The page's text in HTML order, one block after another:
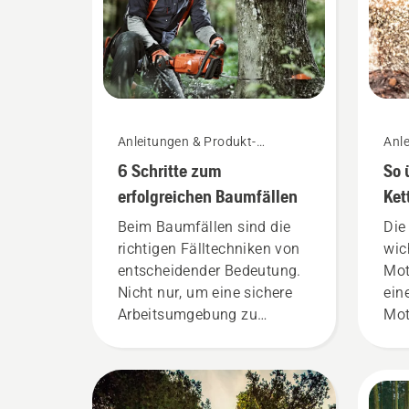
Anleitungen & Produkt-
6 Schritte zum
erfolgreichen Baumfällen
Beim Baumfällen sind die
richtigen Fälltechniken von
entscheidender Bedeutung.
Nicht nur, um eine sichere
Arbeitsumgebung zu
So